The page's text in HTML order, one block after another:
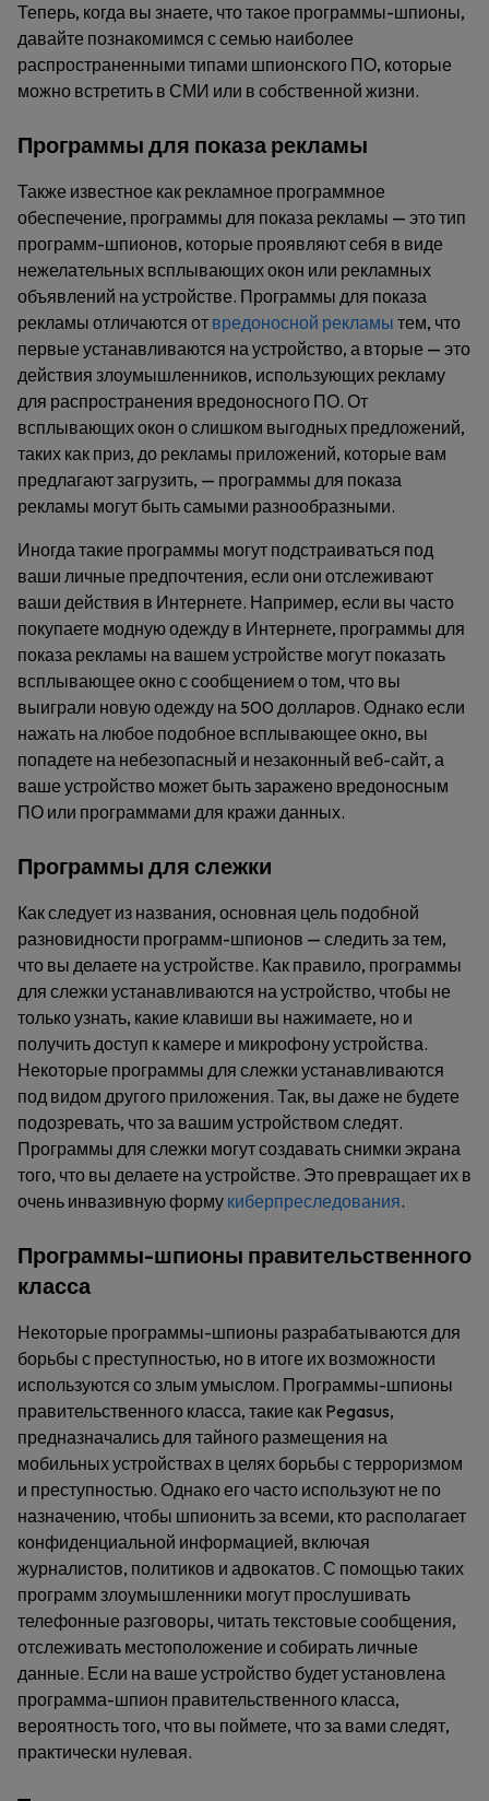
Теперь, когда вы знаете, что такое программы-шпионы,
давайте познакомимся с семью наиболее
распространенными типами шпионского ПО, которые
можно встретить в СМИ или в собственной жизни.
Программы для показа рекламы
Также известное как рекламное программное
обеспечение, программы для показа рекламы — это тип
программ-шпионов, которые проявляют себя в виде
нежелательных всплывающих окон или рекламных
объявлений на устройстве. Программы для показа
рекламы отличаются от вредоносной рекламы тем, что
первые устанавливаются на устройство, а вторые — это
действия злоумышленников, использующих рекламу
для распространения вредоносного ПО. От
всплывающих окон о слишком выгодных предложений,
таких как приз, до рекламы приложений, которые вам
предлагают загрузить, — программы для показа
рекламы могут быть самыми разнообразными.
Иногда такие программы могут подстраиваться под
ваши личные предпочтения, если они отслеживают
ваши действия в Интернете. Например, если вы часто
покупаете модную одежду в Интернете, программы для
показа рекламы на вашем устройстве могут показать
всплывающее окно с сообщением о том, что вы
выиграли новую одежду на 500 долларов. Однако если
нажать на любое подобное всплывающее окно, вы
попадете на небезопасный и незаконный веб-сайт, а
ваше устройство может быть заражено вредоносным
ПО или программами для кражи данных.
Программы для слежки
Как следует из названия, основная цель подобной
разновидности программ-шпионов — следить за тем,
что вы делаете на устройстве. Как правило, программы
для слежки устанавливаются на устройство, чтобы не
только узнать, какие клавиши вы нажимаете, но и
получить доступ к камере и микрофону устройства.
Некоторые программы для слежки устанавливаются
под видом другого приложения. Так, вы даже не будете
подозревать, что за вашим устройством следят.
Программы для слежки могут создавать снимки экрана
того, что вы делаете на устройстве. Это превращает их в
очень инвазивную форму киберпреследования.
Программы-шпионы правительственного
класса
Некоторые программы-шпионы разрабатываются для
борьбы с преступностью, но в итоге их возможности
используются со злым умыслом. Программы-шпионы
правительственного класса, такие как Pegasus,
предназначались для тайного размещения на
мобильных устройствах в целях борьбы с терроризмом
и преступностью. Однако его часто используют не по
назначению, чтобы шпионить за всеми, кто располагает
конфиденциальной информацией, включая
журналистов, политиков и адвокатов. С помощью таких
программ злоумышленники могут прослушивать
телефонные разговоры, читать текстовые сообщения,
отслеживать местоположение и собирать личные
данные. Если на ваше устройство будет установлена
программа-шпион правительственного класса,
вероятность того, что вы поймете, что за вами следят,
практически нулевая.